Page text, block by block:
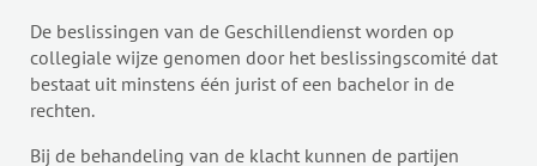
De beslissingen van de Geschillendienst worden op
collegiale wijze genomen door het beslissingscomité dat
bestaat uit minstens één jurist of een bachelor in de
rechten.
Bij de behandeling van de klacht kunnen de partijen